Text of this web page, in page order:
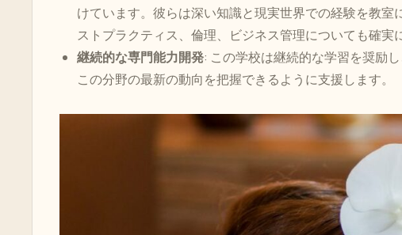
けています。彼らは深い知識と現実世界での経験を教
ストプラクティス、倫理、ビジネス管理についても確実
継続的な専門能力開発: この学校は継続的な学習を奨励
この分野の最新の動向を把握できるように支援します。